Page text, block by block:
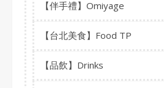
【伴手禮】Omiyage
【台北美食】Food TP
【品飲】Drinks